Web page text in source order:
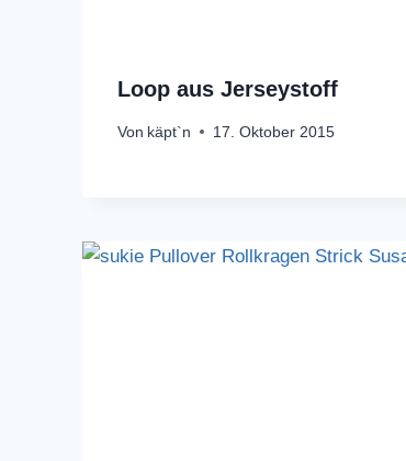
Loop aus Jerseystoff
Von käpt`n 17. Oktober 2015